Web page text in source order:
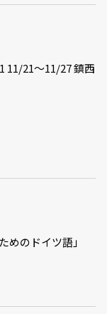
11/21〜11/27 鎮西
めのドイツ語」